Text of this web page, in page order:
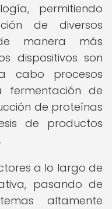
permitiendo
de diversos
manera más
dispositivos son
cabo procesos
fermentación de
de proteínas
de productos
a lo largo de
pasando de
altamente